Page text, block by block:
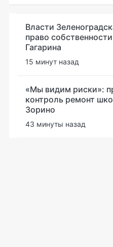
Власти
право
Гагарина
15 минут назад
«Мы видим риски»:
контроль ремонт
Зорино
43 минуты назад